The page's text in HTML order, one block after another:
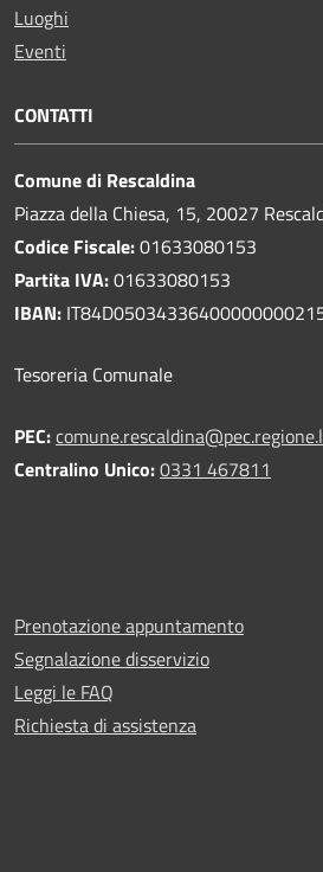
Luoghi
Eventi
CONTATTI
Comune di Rescaldina
Piazza della Chiesa, 15, 20027
Codice Fiscale:01633080153
Partita IVA:01633080153
IBAN:
Tesoreria Comunale
PEC:
Centralino Unico:0331 467811
Prenotazione appuntamento
Segnalazione disservizio
Leggi le FAQ
Richiesta di assistenza